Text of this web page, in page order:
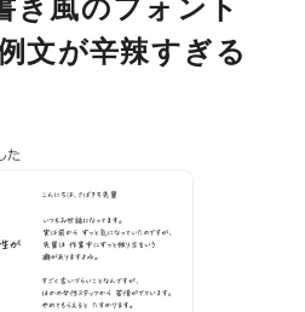
き風のフォント
文が辛辣すぎる